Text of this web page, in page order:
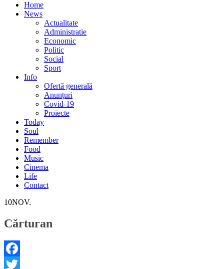
Home
News
Actualitate
Administratie
Economic
Politic
Social
Sport
Info
Ofertă generală
Anunțuri
Covid-19
Proiecte
Today
Soul
Remember
Food
Music
Cinema
Life
Contact
10NOV.
Cărturan
Facebook